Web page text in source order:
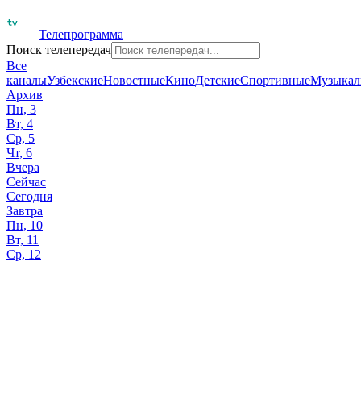
Телепрограмма
Поиск телепередач
Все
каналыУзбекскиеНовостныеКиноДетскиеСпортивные
Архив
Пн, 3
Вт, 4
Ср, 5
Чт, 6
Вчера
Сейчас
Сегодня
Завтра
Пн, 10
Вт, 11
Ср, 12